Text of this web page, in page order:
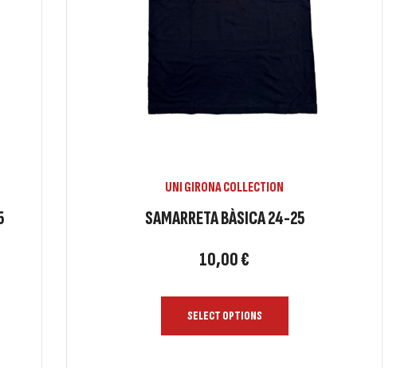
UNI GIRONA COLLECTION
SAMARRETA BÀSICA 24-25
10,00€
SELECT OPTIONS